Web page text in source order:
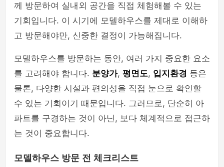
께 방문하여 실내외 공간을 직접 체험해볼 수 있는
기회입니다. 이 시기에 모델하우스를 제대로 이해하
고 방문해야만, 신중한 결정이 가능해집니다.
모델하우스를 방문하는 동안, 여러 가지 중요한 요소
를 고려해야 합니다. 분양가, 평면도, 입지환경 등은
물론, 다양한 시설과 편의성을 직접 눈으로 확인할
수 있는 기회이기 때문입니다. 그러므로, 단순히 아
파트를 구경하는 것이 아닌, 보다 체계적으로 접근하
는 것이 중요합니다.
모델하우스 방문 전 체크리스트